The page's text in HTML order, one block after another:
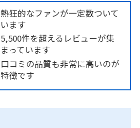
熱狂的なファンが一定数ついて
います
5,500件を超えるレビューが集
まっています
口コミの品質も非常に高いのが
特徴です